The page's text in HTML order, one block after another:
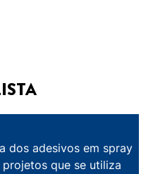
dos adesivos em spray
que se utiliza